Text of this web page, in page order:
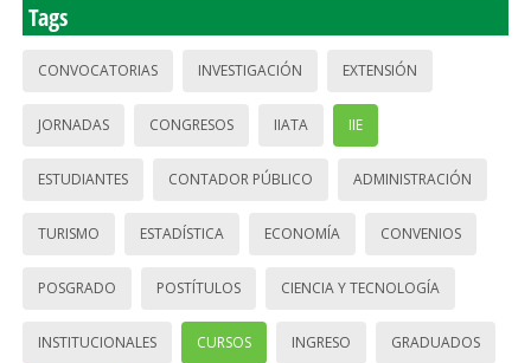
Tags
CONVOCATORIAS INVESTIGACIÓN EXTENSIÓN
JORNADAS CONGRESOS IIATA IIE
ESTUDIANTES CONTADOR PÚBLICO ADMINISTRACIÓN
TURISMO ESTADÍSTICA ECONOMÍA CONVENIOS
POSGRADO POSTÍTULOS CIENCIA Y TECNOLOGÍA
INSTITUCIONALES CURSOS INGRESO GRADUADOS